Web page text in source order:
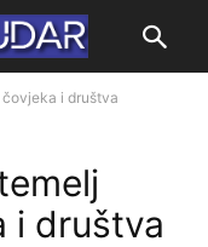
i društva
i društva